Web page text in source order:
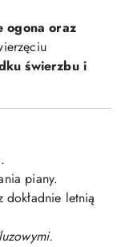
ogona oraz
świerzbu i
piany.
dokładnie letnią